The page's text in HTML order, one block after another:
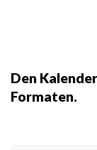
Den
Formaten.